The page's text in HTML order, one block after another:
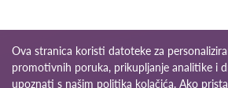
Ova stranica koristi datoteke za
promotivnih poruka, prikupljanje analitike i
upoznati s našim politika kolačića. Ako